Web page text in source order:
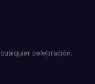
celebración.